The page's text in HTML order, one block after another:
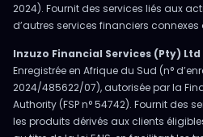
2024). Fournit des services liés aux
d’autres services financiers
Inzuzo Financial Services (Pty) Ltd
Enregistrée en Afrique du Sud (n°
2024/485622/07), autorisée par la
Authority (FSP n° 54742). Fournit des
les produits dérivés aux clients